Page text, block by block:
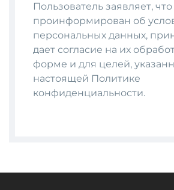
Пользователь заявляет, что
проинформирован об
персональных данных,
дает согласие на их
форме и для целей,
настоящей Политике
конфиденциальности.